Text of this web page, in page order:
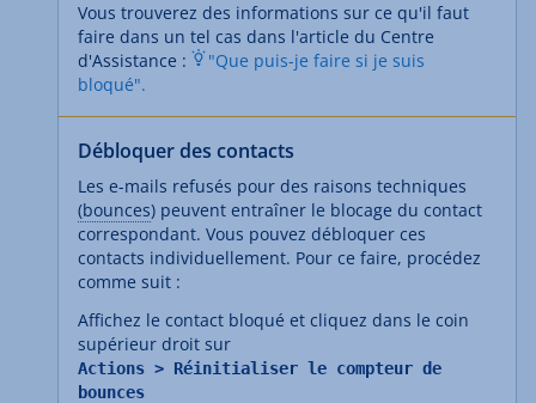
Vous trouverez des informations sur ce qu'il faut
faire dans un tel cas dans l'article du Centre
d'Assistance :
"Que puis-je faire si je suis
bloqué".
Débloquer des contacts
Les e-mails refusés pour des raisons techniques
(bounces) peuvent entraîner le blocage du contact
correspondant. Vous pouvez débloquer ces
contacts individuellement. Pour ce faire, procédez
comme suit :
Affichez le contact bloqué et cliquez dans le coin
supérieur droit sur
Actions > Réinitialiser le compteur de
bounces